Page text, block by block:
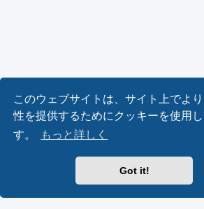
このウェブサイトは、サイト上でよ
性を提供するためにクッキーを使用し
す。
もっと詳しく
Got it!